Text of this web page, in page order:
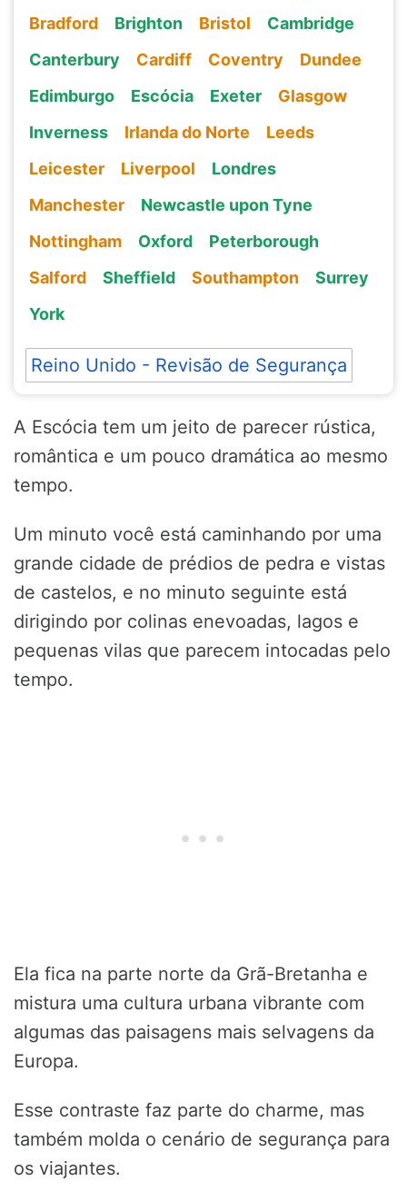
Bradford
Brighton Bristol
Cambridge
Canterbury
Cardiff Coventry
Dundee
Edimburgo
Escócia Exeter
Glasgow
Inverness
Irlanda do Norte
Leeds
Leicester
Liverpool
Londres
Manchester
Newcastle upon Tyne
Nottingham
Oxford
Peterborough
Salford
Sheffield Southampton
Surrey
York
Reino Unido - Revisão de Segurança
A Escócia tem um jeito de parecer rústica,
romântica e um pouco dramática ao mesmo
tempo.
Um minuto você está caminhando por uma
grande cidade de prédios de pedra e vistas
de castelos, e no minuto seguinte está
dirigindo por colinas enevoadas, lagos e
pequenas vilas que parecem intocadas pelo
tempo.
Ela fica na parte norte da Grã-Bretanha e
mistura uma cultura urbana vibrante com
algumas das paisagens mais selvagens da
Europa.
Esse contraste faz parte do charme, mas
também molda o cenário de segurança para
os viajantes.